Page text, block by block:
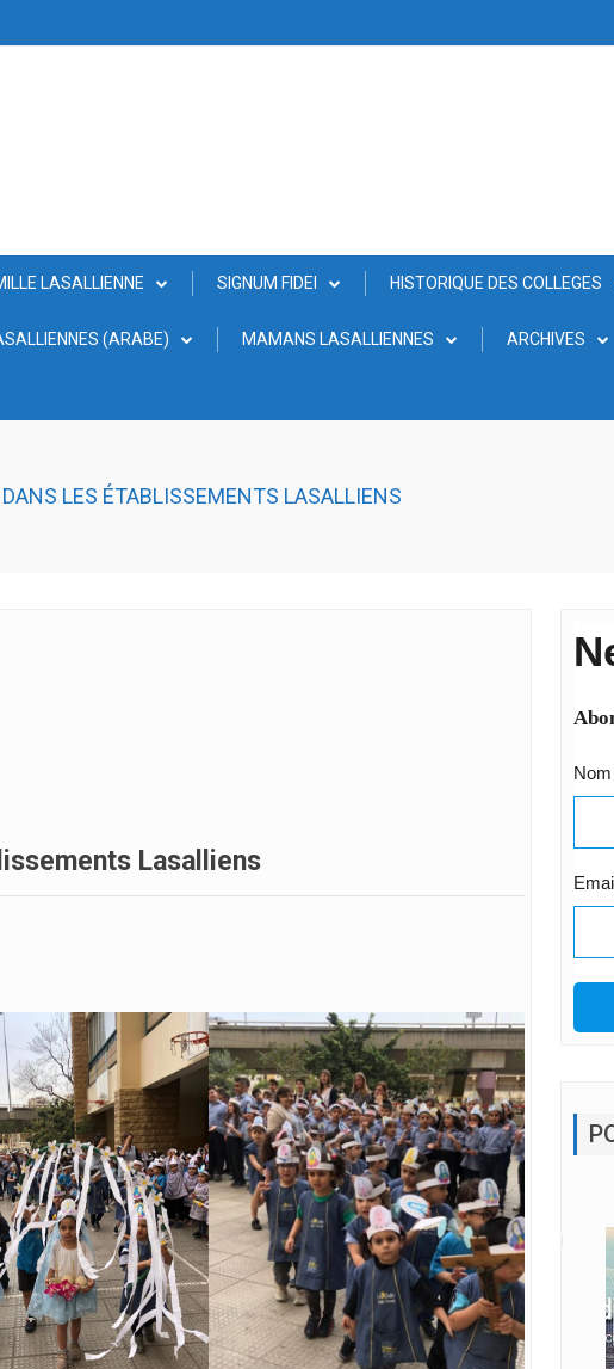
LASALLIENNE SIGNUM FIDEI HISTORIQUE DES COLLEGES
(ARABE) MAMANS LASALLIENNES ARCHIVES
LES ÉTABLISSEMENTS LASALLIENS
Lasalliens